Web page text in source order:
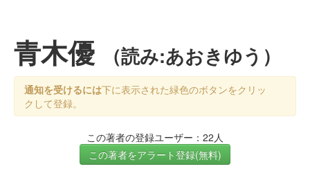
青木優 （読み:あおきゆう）
通知を受けるには下に表示された緑色のボタンをクリッ
クして登録。
この著者の登録ユーザー：22人
この著者をアラート登録(無料)